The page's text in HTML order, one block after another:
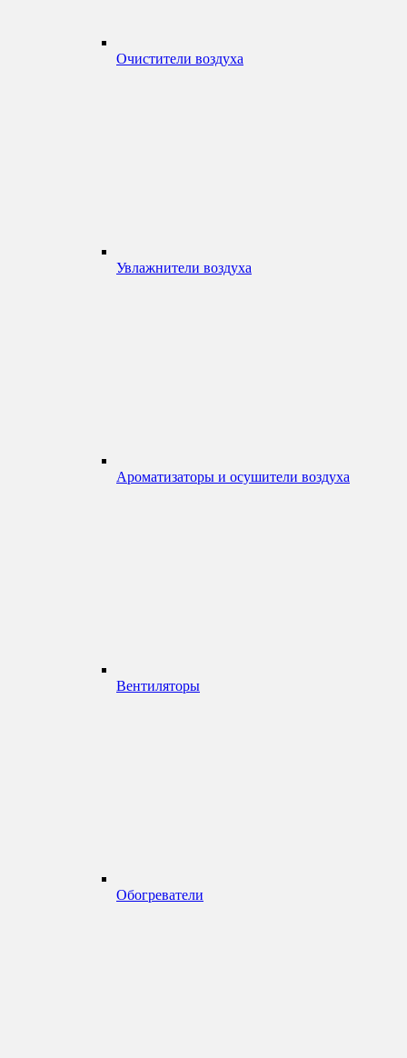
Очистители воздуха
Увлажнители воздуха
Ароматизаторы и осушители воздуха
Вентиляторы
Обогреватели